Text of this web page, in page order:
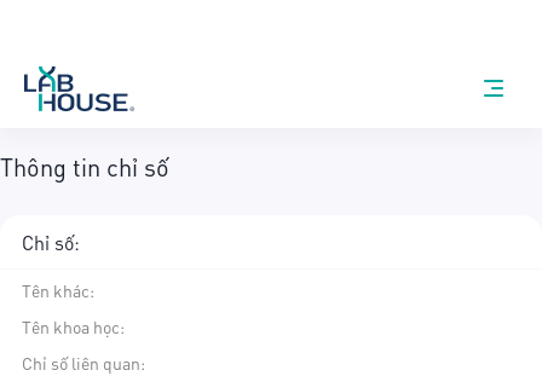
Thông tin chỉ số
Chỉ số:
Tên khác:
Tên khoa học:
Chỉ số liên quan: